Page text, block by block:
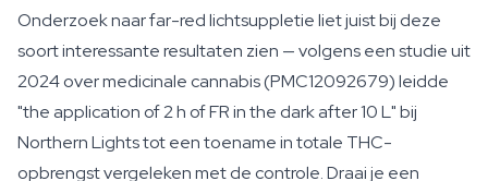
Onderzoek naar far-red lichtsuppletie liet juist bij deze
soort interessante resultaten zien — volgens een studie uit
2024 over medicinale cannabis (PMC12092679) leidde
"the application of 2 h of FR in the dark after 10 L" bij
Northern Lights tot een toename in totale THC-
opbrengst vergeleken met de controle. Draai je een